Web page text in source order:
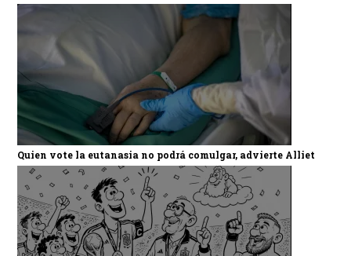
Quien vote la eutanasia no podrá comulgar, advierte Alliet